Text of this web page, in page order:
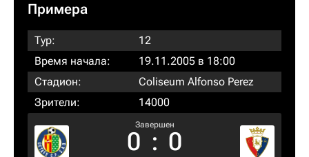
Примера
Тур:
12
Время начала:
19.11.2005 в 18:00
Стадион:
Coliseum Alfonso Perez
Зрители:
14000
Завершен
0 : 0